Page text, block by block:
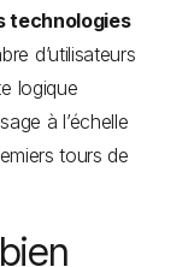
technologies
d’utilisateurs
logique
à l’échelle
tours de